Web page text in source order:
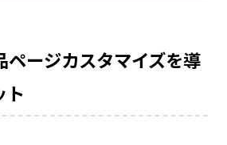
ージカスタマイズを導
ト